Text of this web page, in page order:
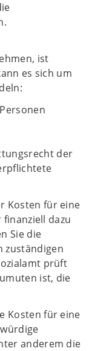
ist
es sich um
der
Kosten für eine
dazu
Sie die
zuständigen
prüft
ist, die
Kosten für eine
anderem die